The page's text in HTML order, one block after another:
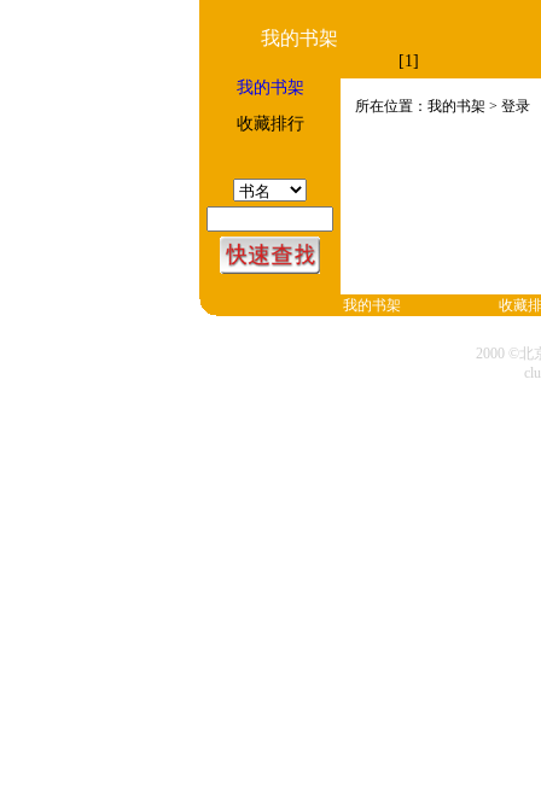
我的书架
[1]
我的书架
收藏排行
所在位置：我的书架 > 登录
我的书架 收藏
2000 ©北